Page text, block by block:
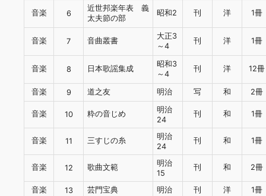
音楽 6
近世邦楽年表 義
太夫節の部
昭和2 刊 洋 1冊
音楽 7 音曲叢書
大正3
～4
刊 洋 1冊
音楽 8 日本歌謡集成
昭和3
～4
刊 洋 12冊
音楽 9 道之友 明治 写 和 2冊
音楽 10 粋の音じめ
明治
24
刊 和 1冊
音楽 11 三すじの糸
明治
24
刊 和 1冊
音楽 12 歌曲文範
明治
15
刊 和 2冊
音楽 13 芸門宝典 明治 刊 洋 1冊